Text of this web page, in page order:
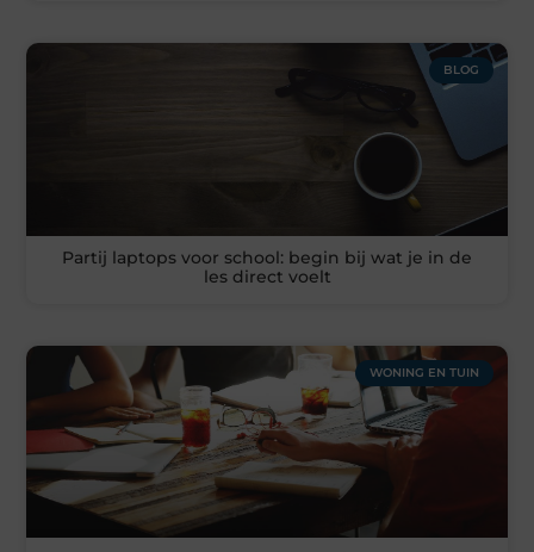
BLOG
Partij laptops voor school: begin bij wat je in de
les direct voelt
WONING EN TUIN